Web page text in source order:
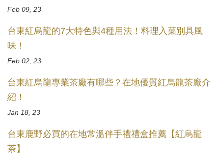
Feb 09, 23
台東紅烏龍的7大特色與4種用法！料理入菜別具風
味！
Feb 02, 23
台東紅烏龍專業茶廠有哪些？在地優質紅烏龍茶廠介
紹！
Jan 18, 23
台東鹿野必買的在地常溫伴手禮禮盒推薦【紅烏龍
茶】